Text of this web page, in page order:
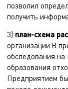
позволил
получить
3) план-схема
организации.В
обследования на
образования
Предприятием